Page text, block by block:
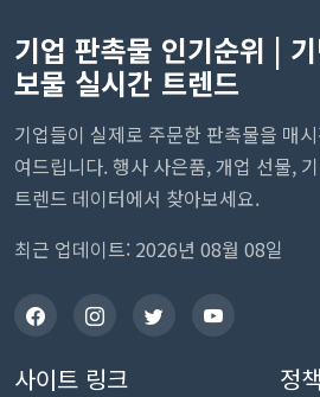
기업 판촉물 인기순위 | 기
보물 실시간 트렌드
기업들이 실제로 주문한 판촉물을 매
여드립니다. 행사 사은품, 개업 선물,
트렌드 데이터에서 찾아보세요.
최근 업데이트: 2026년 08월 08일
사이트 링크 정